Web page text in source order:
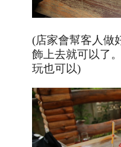
(店家會幫客人做
飾上去就可以了
玩也可以)